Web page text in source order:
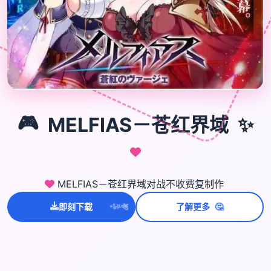
🎮
🎮 MELFIAS－苍红界域 ✨
MELFIAS－苍红界域对战不收费复制作
即刻下载 ✨
⭐
💫 了解更多 🤔